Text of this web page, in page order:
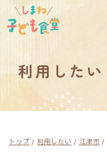
このページの本文へ
利用したい
現
トップ /利用したい / 江津市 /